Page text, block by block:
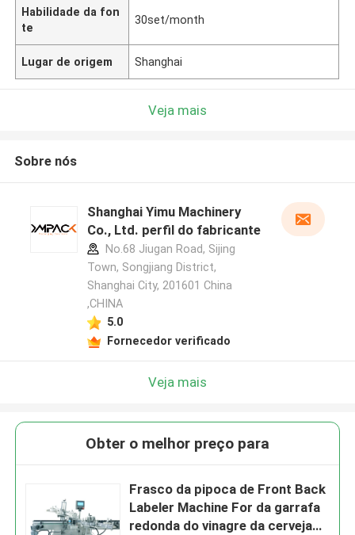
Habilidade da fon
te
30set/month
Lugar de origem Shanghai
Veja mais
Sobre nós
Shanghai Yimu Machinery
Co., Ltd. perfil do fabricante
No.68 Jiugan Road, Sijing
Town, Songjiang District,
Shanghai City, 201601 China
,CHINA
5.0
Fornecedor verificado
Veja mais
Obter o melhor preço para
Frasco da pipoca de Front Back
Labeler Machine For da garrafa
redonda do vinagre da cerveja